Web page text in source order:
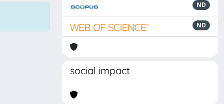
ND
ND
social impact